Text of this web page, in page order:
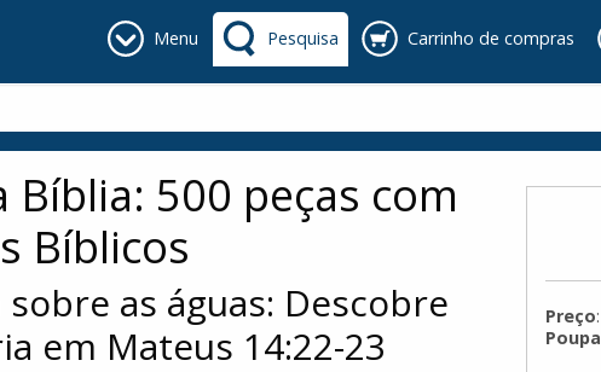
Menu Pesquisa Carrinho de compras
Bíblia: 500 peças com
Bíblicos
sobre as águas: Descobre
em Mateus 14:22-23
Preço:
Poupa